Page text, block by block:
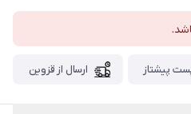
پیشتاز ارسال از قزوین